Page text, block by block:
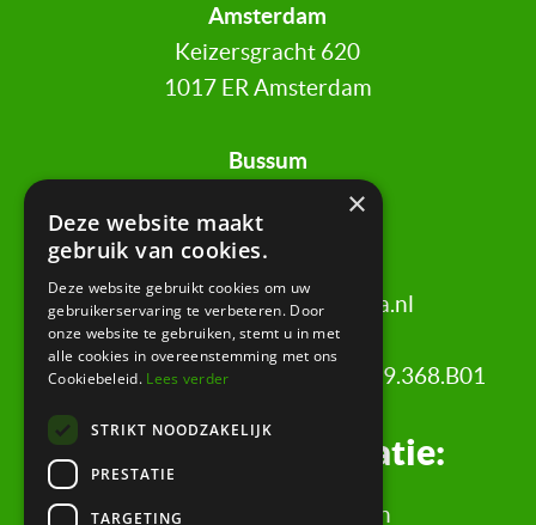
Amsterdam
Keizersgracht 620
1017 ER Amsterdam
Bussum
1401 AG Bussum
020 521 6699 |info@certa.nl
KvK: 34342484 | BTW nr: 8208.79.368.B01
Juridische informatie:
Algemene Voorwaarden
×
Deze website maakt
gebruik van cookies.
Deze website gebruikt cookies om uw
gebruikerservaring te verbeteren. Door
onze website te gebruiken, stemt u in met
alle cookies in overeenstemming met ons
Cookiebeleid. Lees verder
STRIKT NOODZAKELIJK
PRESTATIE
TARGETING